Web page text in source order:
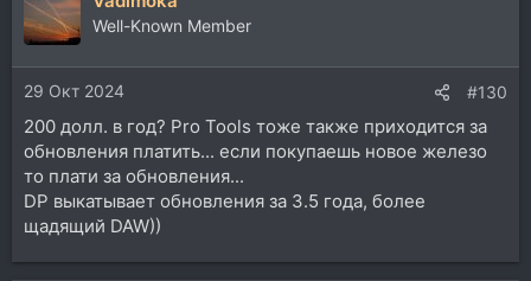
ц
и
и
:
Well-Known Member
29 Окт 2024 #130
200 долл. в год? Pro Tools тоже также приходится за
обновления платить... если покупаешь новое железо
то плати за обновления...
DP выкатывает обновления за 3.5 года, более
щадящий DAW))